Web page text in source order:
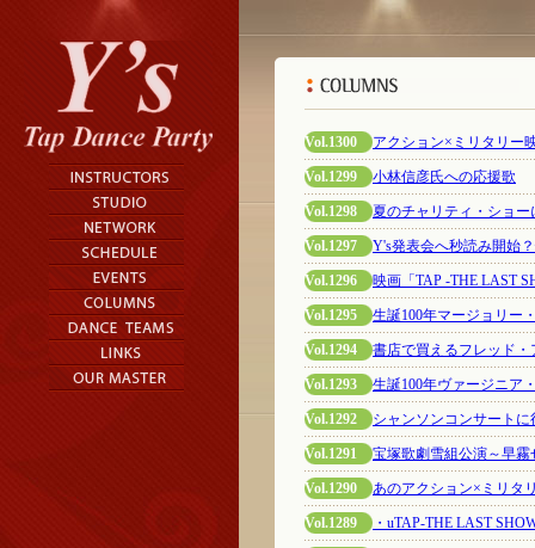
Vol.1300 アクション×ミリタリー
Vol.1299 小林信彦氏への応援歌
Vol.1298 夏のチャリティ・ショ
Vol.1297 Y's発表会へ秒読み開始
Vol.1296 映画「TAP -THE LAST
Vol.1295 生誕100年マージョリー
Vol.1294 書店で買えるフレッド
Vol.1293 生誕100年ヴァージニア
Vol.1292 シャンソンコンサート
Vol.1291 宝塚歌劇雪組公演～早
Vol.1290 あのアクション×ミリタ
Vol.1289 ・uTAP-THE LAST